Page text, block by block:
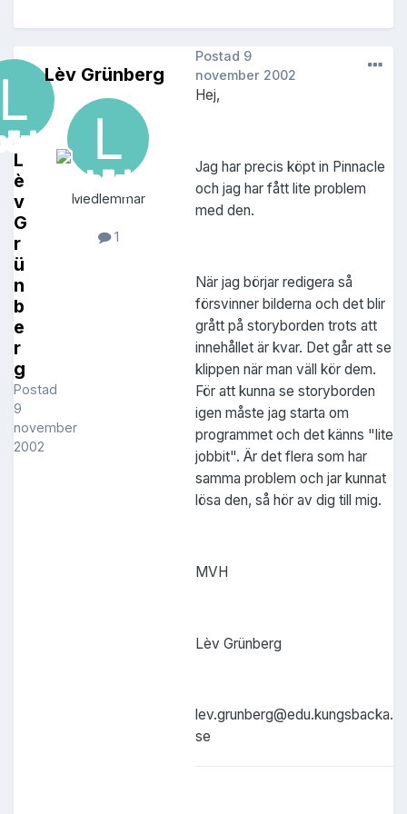
L
è
v
G
r
ü
n
b
e
r
g
Postad
9
november
2002
Lèv Grünberg
Medlemmar
1
Postad 9
november 2002
Hej,
Jag har precis köpt in Pinnacle
och jag har fått lite problem
med den.
När jag börjar redigera så
försvinner bilderna och det blir
grått på storyborden trots att
innehållet är kvar. Det går att se
klippen när man väll kör dem.
För att kunna se storyborden
igen måste jag starta om
programmet och det känns "lite
jobbit". Är det flera som har
samma problem och jar kunnat
lösa den, så hör av dig till mig.
MVH
Lèv Grünberg
lev.grunberg@edu.kungsbacka.
se